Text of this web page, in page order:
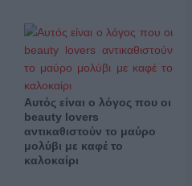
Αυτός είναι ο λόγος που οι
beauty lovers
αντικαθιστούν το μαύρο
μολύβι με καφέ το
καλοκαίρι